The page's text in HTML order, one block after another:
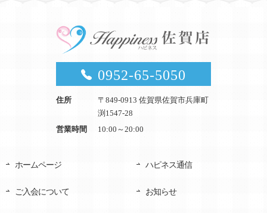
0952-65-5050
住所
〒849-0913 佐賀県佐賀市兵庫町
渕1547-28
営業時間
10:00～20:00
ホームページ
ご入会について
ハピネス通信
お知らせ